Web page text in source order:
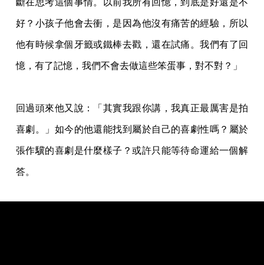
斷在思考這個事情。以前我所有回憶，到底是好還是不
好？小孩子他會去衝，是因為他沒有痛苦的經驗，所以
他有時候拿個牙籤或鐵棒去戳，還在試痛。我們有了回
憶，有了記憶，我們不會去做這些笨蛋事，對不對？」
回過頭來他又說：「其實我跟你講，我真正最厲害是拍
喜劇。」如今的他還能找到屬於自己的喜劇性嗎？屬於
張作驥的喜劇是什麼樣子？或許只能等待命運給一個解
答。